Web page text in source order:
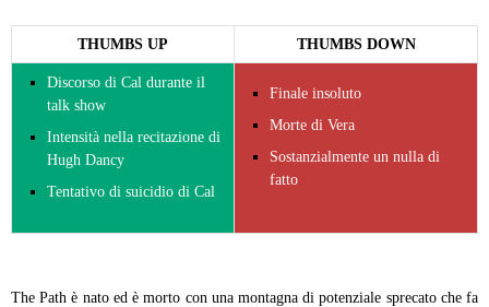
THUMBS UP THUMBS DOWN
Discorso di Cal durante il
talk show
Intensità nella recitazione di
Hugh Dancy
Tentativo di suicidio di Cal
Finale insoluto
Morte di Vera
Sostanzialmente un nulla di
fatto
The Path è nato ed è morto con una montagna di potenziale sprecato che fa